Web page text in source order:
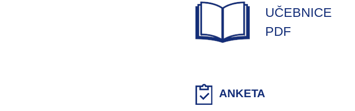
UČEBNICE
PDF
ANKETA